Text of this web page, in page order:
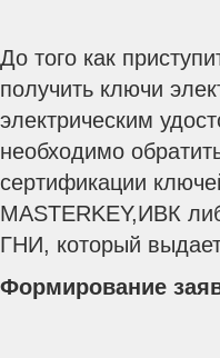
До того как
получить ключи
электрическим
необходимо
сертификации
MASTERKEY,ИВК
ГНИ, который
Формирование